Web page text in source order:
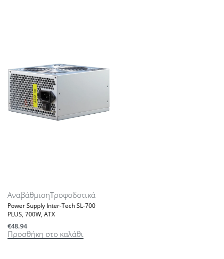
ΑναβάθμισηΤροφοδοτικά
Power Supply Inter-Tech SL-700
PLUS, 700W, ATX
€48.94
Προσθήκη στο καλάθι